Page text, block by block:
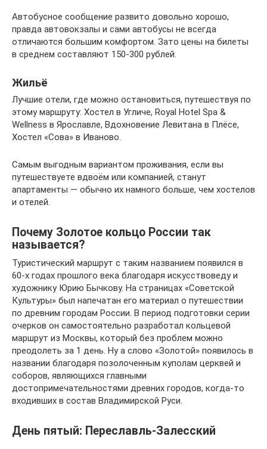
Автобусное сообщение развито довольно хорошо,
правда автовокзалы и сами автобусы не всегда
отличаются большим комфортом. Зато цены на билеты
в среднем составляют 150-300 рублей.
Жильё
Лучшие отели, где можно остановиться, путешествуя по
этому маршруту: Хостел в Угличе, Royal Hotel Spa &
Wellness в Ярославле, Вдохновение Левитана в Плёсе,
Хостел «Сова» в Иваново.
Самым выгодным вариантом проживания, если вы
путешествуете вдвоём или компанией, станут
апартаменты — обычно их намного больше, чем хостелов
и отелей.
Почему Золотое кольцо России так
называется?
Туристический маршрут с таким названием появился в
60-х годах прошлого века благодаря искусствоведу и
художнику Юрию Бычкову. На страницах «Советской
Культуры» был напечатан его материал о путешествии
по древним городам России. В период подготовки серии
очерков он самостоятельно разработал кольцевой
маршрут из Москвы, который без проблем можно
преодолеть за 1 день. Ну а слово «Золотой» появилось в
названии благодаря позолоченным куполам церквей и
соборов, являющихся главными
достопримечательностями древних городов, когда-то
входивших в состав Владимирской Руси.
День пятый: Переславль-Залесский